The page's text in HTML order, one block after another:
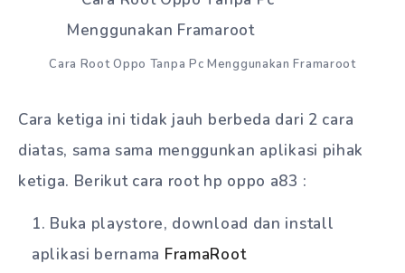
Cara Root Oppo Tanpa Pc Menggunakan Framaroot
Cara ketiga ini tidak jauh berbeda dari 2 cara
diatas, sama sama menggunkan aplikasi pihak
ketiga. Berikut cara root hp oppo a83 :
Buka playstore, download dan install
aplikasi bernama FramaRoot